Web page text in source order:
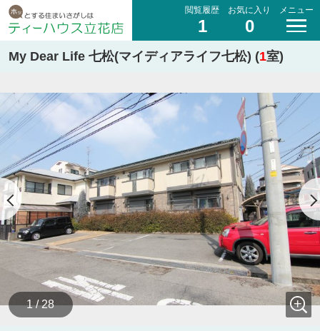
閲覧履歴
1
お気に入り
0
メニュー
My Dear Life 七松(マイディアライフ七松) (1室)
1 / 28